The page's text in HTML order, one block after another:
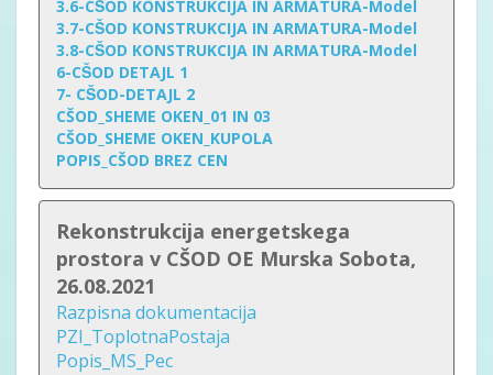
3.6-CŠOD KONSTRUKCIJA IN ARMATURA-Model
3.7-CŠOD KONSTRUKCIJA IN ARMATURA-Model
3.8-CŠOD KONSTRUKCIJA IN ARMATURA-Model
6-CŠOD DETAJL 1
7- CŠOD-DETAJL 2
CŠOD_SHEME OKEN_01 IN 03
CŠOD_SHEME OKEN_KUPOLA
POPIS_CŠOD BREZ CEN
Rekonstrukcija energetskega
prostora v CŠOD OE Murska Sobota,
26.08.2021
Razpisna dokumentacija
PZI_ToplotnaPostaja
Popis_MS_Pec